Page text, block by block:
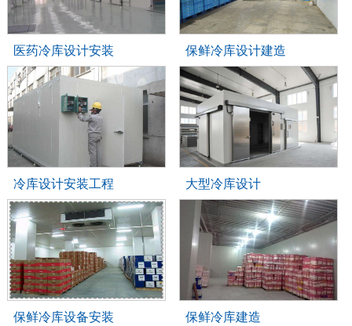
医药冷库设计安装 保鲜冷库设计建造
冷库设计安装工程 大型冷库设计
保鲜冷库设备安装 保鲜冷库建造